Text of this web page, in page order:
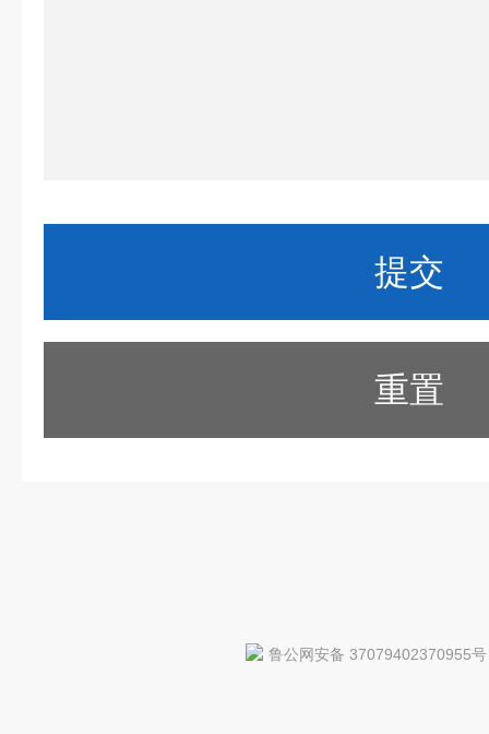
重置
鲁公网安备 37079402370955号